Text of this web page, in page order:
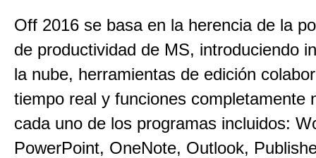
Off 2016 se basa en la herencia de la
de productividad de MS, introduciendo
la nube, herramientas de edición
tiempo real y funciones completamente
cada uno de los programas incluidos:
PowerPoint, OneNote, Outlook,